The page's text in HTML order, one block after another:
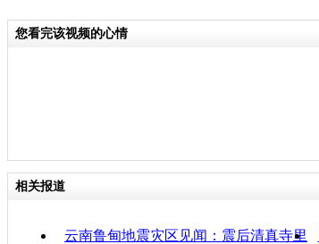
您看完该视频的心情
相关报道
云南鲁甸地震灾区见闻：震后清真寺里